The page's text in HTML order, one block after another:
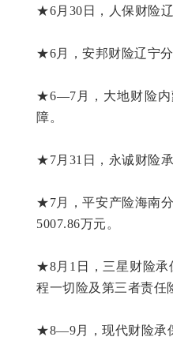
★6月30日，人保财险
★6月，安邦财险辽宁
★6—7月，大地财险内
障。
★7月31日，永诚财险
★7月，平安产险海南
5007.86万元。
★8月1日，三星财险承
程一切险及第三者责任
★8—9月，现代财险承